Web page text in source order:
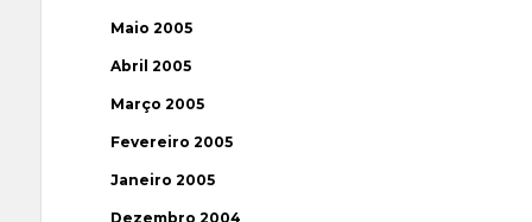
Maio 2005
Abril 2005
Março 2005
Fevereiro 2005
Janeiro 2005
Dezembro 2004